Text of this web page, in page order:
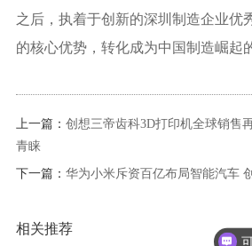
之后，执着于创新的深圳制造企业优
的核心优势，转化成为中国制造崛起
上一篇： 创想三帝齿科3D打印机全球销售
青睐
下一篇： 华为小米斥资百亿布局智能汽车
相关推荐